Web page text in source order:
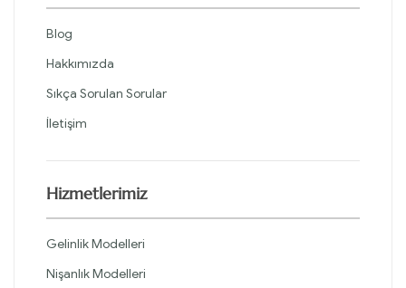
Blog
Hakkımızda
Sıkça Sorulan Sorular
İletişim
Hizmetlerimiz
Gelinlik Modelleri
Nişanlık Modelleri